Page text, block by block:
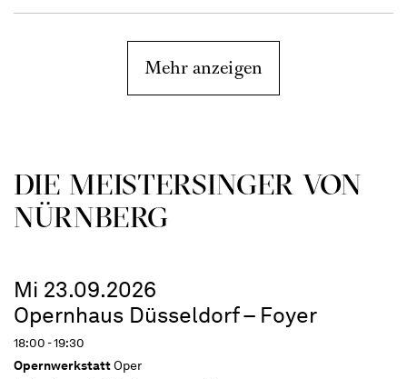
Mehr anzeigen
DIE MEISTERSINGER VON
NÜRNBERG
Mi 23.09.2026
Opernhaus Düsseldorf – Foyer
18:00 - 19:30
OpernwerkstattOper